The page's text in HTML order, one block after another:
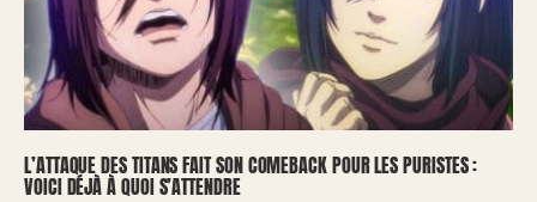
L’ATTAQUE DES TITANS FAIT SON COMEBACK POUR LES PURISTES :
VOICI DÉJÀ À QUOI S’ATTENDRE